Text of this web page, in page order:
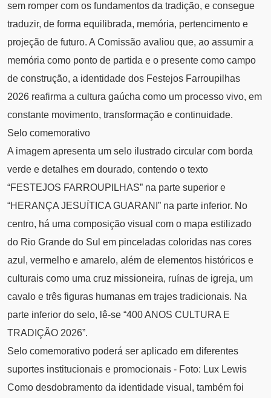
sem romper com os fundamentos da tradição, e consegue
traduzir, de forma equilibrada, memória, pertencimento e
projeção de futuro. A Comissão avaliou que, ao assumir a
memória como ponto de partida e o presente como campo
de construção, a identidade dos Festejos Farroupilhas
2026 reafirma a cultura gaúcha como um processo vivo, em
constante movimento, transformação e continuidade.
Selo comemorativo
A imagem apresenta um selo ilustrado circular com borda
verde e detalhes em dourado, contendo o texto
“FESTEJOS FARROUPILHAS” na parte superior e
“HERANÇA JESUÍTICA GUARANI” na parte inferior. No
centro, há uma composição visual com o mapa estilizado
do Rio Grande do Sul em pinceladas coloridas nas cores
azul, vermelho e amarelo, além de elementos históricos e
culturais como uma cruz missioneira, ruínas de igreja, um
cavalo e três figuras humanas em trajes tradicionais. Na
parte inferior do selo, lê-se “400 ANOS CULTURA E
TRADIÇÃO 2026”.
Selo comemorativo poderá ser aplicado em diferentes
suportes institucionais e promocionais - Foto: Lux Lewis
Como desdobramento da identidade visual, também foi